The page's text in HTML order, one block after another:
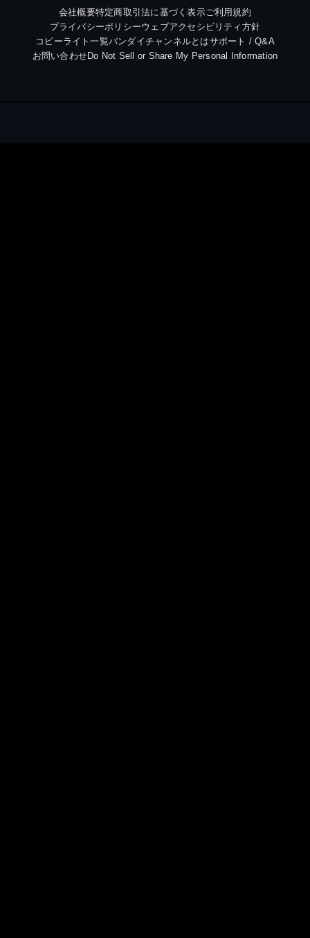
会社概要特定商取引法に基づく表示ご利用規約
プライバシーポリシーウェブアクセシビリティ方針
コピーライト一覧バンダイチャンネルとはサポート / Q&A
お問い合わせDo Not Sell or Share My Personal Information